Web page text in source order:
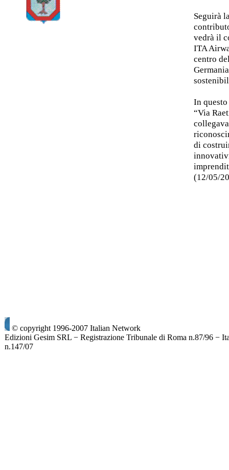
Seguirà
vedrà il
ITA
centro
In
“Via
di
(12/05/
© copyright 1996-2007 Italian Network
Edizioni Gesim SRL − Registrazione Tribunale di Roma n.87/96 −
n.147/07